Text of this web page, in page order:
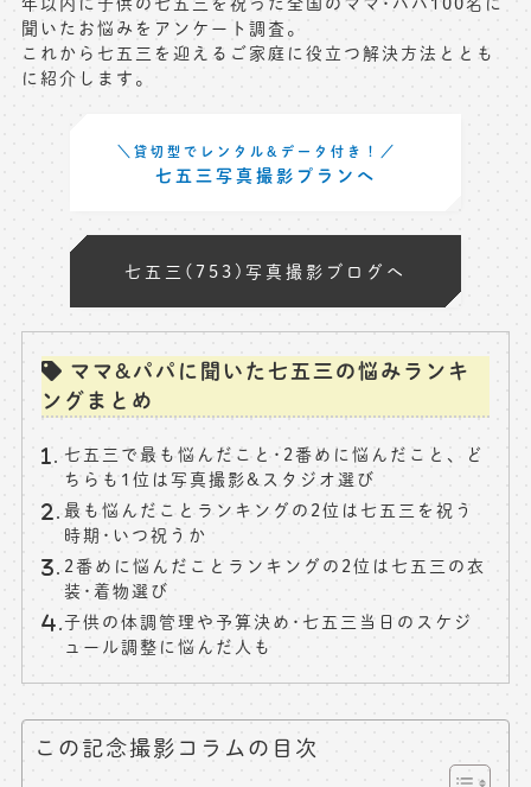
※上記アドレスは総合窓口となります
マイページへログインする
聞いたお悩みをアンケート調査。
これから七五三を迎えるご家庭に役立つ解決方法ととも
に紹介します。
＼貸切型でレンタル&データ付き！／
七五三写真撮影プランへ
七五三(753)写真撮影ブログへ
ママ&パパに聞いた七五三の悩みランキ
ングまとめ
七五三で最も悩んだこと･2番めに悩んだこと、ど
ちらも1位は写真撮影&スタジオ選び
最も悩んだことランキングの2位は七五三を祝う
時期･いつ祝うか
2番めに悩んだことランキングの2位は七五三の衣
装･着物選び
子供の体調管理や予算決め･七五三当日のスケジ
ュール調整に悩んだ人も
この記念撮影コラムの目次